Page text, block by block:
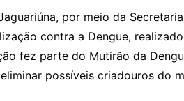
por meio da
contra a Dengue,
fez parte do Mutirão da
possíveis criadouros do